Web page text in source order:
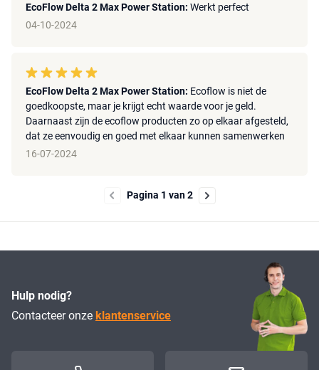
EcoFlow Delta 2 Max Power Station: Werkt perfect
04-10-2024
EcoFlow Delta 2 Max Power Station: Ecoflow is niet de
goedkoopste, maar je krijgt echt waarde voor je geld.
Daarnaast zijn de ecoflow producten zo op elkaar afgesteld,
dat ze eenvoudig en goed met elkaar kunnen samenwerken
16-07-2024
Pagina 1 van 2
Hulp nodig?
Contacteer onze klantenservice